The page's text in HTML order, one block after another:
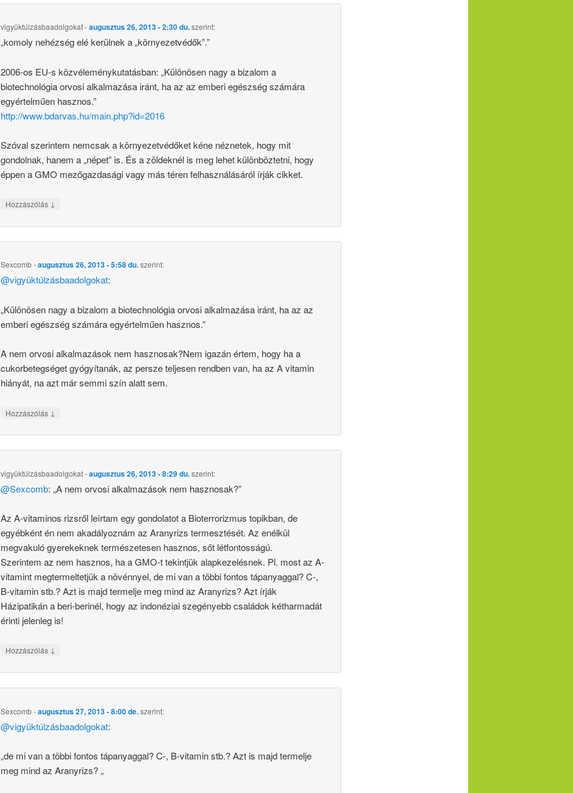
vigyüktúlzásbaadolgokat-augusztus 26, 2013 - 2:30 du.szerint:
„komoly nehézség elé kerülnek a „környezetvédők”.”
2006-os EU-s közvéleménykutatásban: „Különösen nagy a bizalom a
biotechnológia orvosi alkalmazása iránt, ha az az emberi egészség számára
egyértelműen hasznos.”
http://www.bdarvas.hu/main.php?id=2016
Szóval szerintem nemcsak a környezetvédőket kéne néznetek, hogy mit
gondolnak, hanem a „népet” is. És a zöldeknél is meg lehet különböztetni, hogy
éppen a GMO mezőgazdasági vagy más téren felhasználásáról írják cikket.
Hozzászólás ↓
Sexcomb-augusztus 26, 2013 - 5:58 du.szerint:
@vigyüktúlzásbaadolgokat:
„Különösen nagy a bizalom a biotechnológia orvosi alkalmazása iránt, ha az az
emberi egészség számára egyértelműen hasznos.”
A nem orvosi alkalmazások nem hasznosak?Nem igazán értem, hogy ha a
cukorbetegséget gyógyítanák, az persze teljesen rendben van, ha az A vitamin
hiányát, na azt már semmi szín alatt sem.
Hozzászólás ↓
vigyüktúlzásbaadolgokat-augusztus 26, 2013 - 8:29 du.szerint:
@Sexcomb: „A nem orvosi alkalmazások nem hasznosak?”
Az A-vitaminos rizsről leírtam egy gondolatot a Bioterrorizmus topikban, de
egyébként én nem akadályoznám az Aranyrizs termesztését. Az enélkül
megvakuló gyerekeknek természetesen hasznos, sőt létfontosságú.
Szerintem az nem hasznos, ha a GMO-t tekintjük alapkezelésnek. Pl. most az A-
vitamint megtermeltetjük a növénnyel, de mi van a többi fontos tápanyaggal? C-,
B-vitamin stb.? Azt is majd termelje meg mind az Aranyrizs? Azt írják
Házipatikán a beri-berinél, hogy az indonéziai szegényebb családok kétharmadát
érinti jelenleg is!
Hozzászólás ↓
Sexcomb-augusztus 27, 2013 - 8:00 de.szerint:
@vigyüktúlzásbaadolgokat:
„de mi van a többi fontos tápanyaggal? C-, B-vitamin stb.? Azt is majd termelje
meg mind az Aranyrizs? „